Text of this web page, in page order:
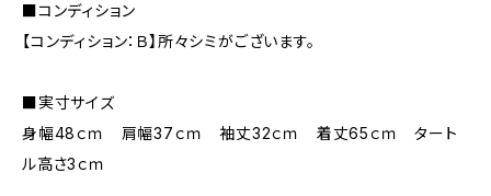
■コンディション
【コンディション：Ｂ】所々シミがございます。
■実寸サイズ
身幅48ｃｍ 肩幅37ｃｍ 袖丈32ｃｍ 着丈65ｃｍ タート
ル高さ3ｃｍ